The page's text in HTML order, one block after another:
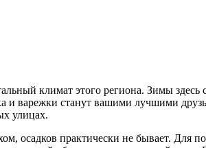
климат этого региона. Зимы
и варежки станут вашими лучшими
улицах.
осадков практически не бывает. Для